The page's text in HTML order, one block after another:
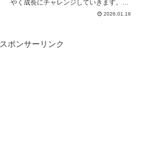
やく成長にチャレンジしていきます。下
落ナシ、破壊ナシの素敵リニューアルな
ので、この機会に必要な錬金石はサクッ
2026.01.19
スポンサーリンク